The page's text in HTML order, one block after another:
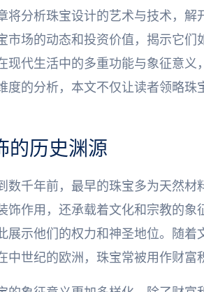
将分析珠宝设计的艺术与技术，
市场的动态和投资价值，揭示它
现代生活中的多重功能与象征意
度的分析，本文不仅让读者领略
的历史渊源
数千年前，最早的珠宝多为天然
饰作用，还承载着文化和宗教的
展示他们的权力和神圣地位。随
中世纪的欧洲，珠宝常被用作财富